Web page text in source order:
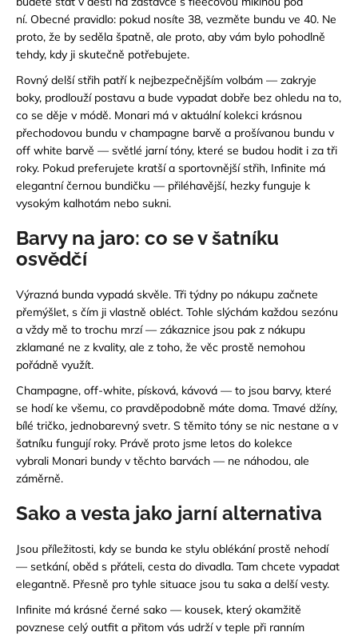
ní. Obecné pravidlo: pokud nosíte 38, vezměte bundu ve 40. Ne
proto, že by seděla špatně, ale proto, aby vám bylo pohodlně
tehdy, kdy ji skutečně potřebujete.
Rovný delší střih patří k nejbezpečnějším volbám — zakryje
boky, prodlouží postavu a bude vypadat dobře bez ohledu na to,
co se děje v módě. Monari má v aktuální kolekci krásnou
přechodovou bundu v champagne barvě a prošívanou bundu v
off white barvě — světlé jarní tóny, které se budou hodit i za tři
roky. Pokud preferujete kratší a sportovnější střih, Infinite má
elegantní černou bundičku — přiléhavější, hezky funguje k
vysokým kalhotám nebo sukni.
Barvy na jaro: co se v šatníku
osvědčí
Výrazná bunda vypadá skvěle. Tři týdny po nákupu začnete
přemýšlet, s čím ji vlastně obléct. Tohle slýchám každou sezónu
a vždy mě to trochu mrzí — zákaznice jsou pak z nákupu
zklamané ne z kvality, ale z toho, že věc prostě nemohou
pořádně využít.
Champagne, off-white, písková, kávová — to jsou barvy, které
se hodí ke všemu, co pravděpodobně máte doma. Tmavé džíny,
bílé tričko, jednobarevný svetr. S těmito tóny se nic nestane a v
šatníku fungují roky. Právě proto jsme letos do kolekce
vybrali Monari bundy v těchto barvách — ne náhodou, ale
záměrně.
Sako a vesta jako jarní alternativa
Jsou příležitosti, kdy se bunda ke stylu oblékání prostě nehodí
— setkání, oběd s přáteli, cesta do divadla. Tam chcete vypadat
elegantně. Přesně pro tyhle situace jsou tu saka a delší vesty.
Infinite má krásné černé sako — kousek, který okamžitě
povznese celý outfit a přitom vás udrží v teple při ranním